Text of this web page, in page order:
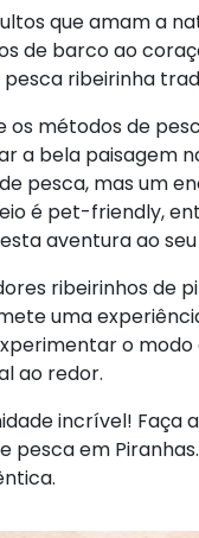
que amam a
de barco ao
ribeirinha
os métodos de
a bela paisagem
pesca, mas um
é pet-friendly,
aventura ao seu
ribeirinhos de
uma
o
ao redor.
incrível! Faça
pesca em